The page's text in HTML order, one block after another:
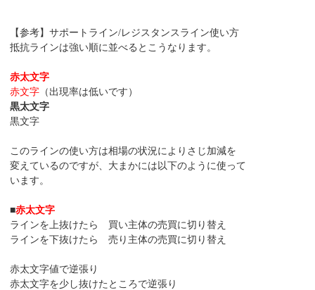
【参考】サポートライン/レジスタンスライン使い方
抵抗ラインは強い順に並べるとこうなります。
赤太文字
赤文字 （出現率は低いです）
黒太文字
黒文字
このラインの使い方は相場の状況によりさじ加減を
変えているのですが、大まかには以下のように使って
います。
■赤太文字
ラインを上抜けたら 買い主体の売買に切り替え
ラインを下抜けたら 売り主体の売買に切り替え
赤太文字値で逆張り
赤太文字を少し抜けたところで逆張り